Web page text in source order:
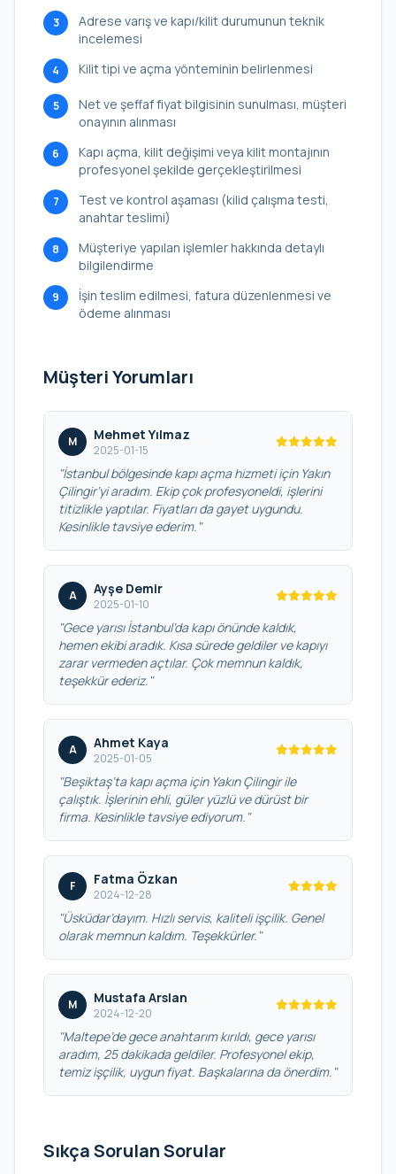
3
Adrese varış ve kapı/kilit durumunun teknik
incelemesi
4 Kilit tipi ve açma yönteminin belirlenmesi
5
Net ve şeffaf fiyat bilgisinin sunulması, müşteri
onayının alınması
6
Kapı açma, kilit değişimi veya kilit montajının
profesyonel şekilde gerçekleştirilmesi
7
Test ve kontrol aşaması (kilid çalışma testi,
anahtar teslimi)
8
Müşteriye yapılan işlemler hakkında detaylı
bilgilendirme
9
İşin teslim edilmesi, fatura düzenlenmesi ve
ödeme alınması
Müşteri Yorumları
M Mehmet Yılmaz
2025-01-15
"İstanbul bölgesinde kapı açma hizmeti için Yakın
Çilingir’yi aradım. Ekip çok profesyoneldi, işlerini
titizlikle yaptılar. Fiyatları da gayet uygundu.
Kesinlikle tavsiye ederim."
A Ayşe Demir
2025-01-10
"Gece yarısı İstanbul’da kapı önünde kaldık,
hemen ekibi aradık. Kısa sürede geldiler ve kapıyı
zarar vermeden açtılar. Çok memnun kaldık,
teşekkür ederiz."
A Ahmet Kaya
2025-01-05
"Beşiktaş’ta kapı açma için Yakın Çilingir ile
çalıştık. İşlerinin ehli, güler yüzlü ve dürüst bir
firma. Kesinlikle tavsiye ediyorum."
F Fatma Özkan
2024-12-28
"Üsküdar’dayım. Hızlı servis, kaliteli işçilik. Genel
olarak memnun kaldım. Teşekkürler."
M Mustafa Arslan
2024-12-20
"Maltepe’de gece anahtarım kırıldı, gece yarısı
aradım, 25 dakikada geldiler. Profesyonel ekip,
temiz işçilik, uygun fiyat. Başkalarına da önerdim."
Sıkça Sorulan Sorular